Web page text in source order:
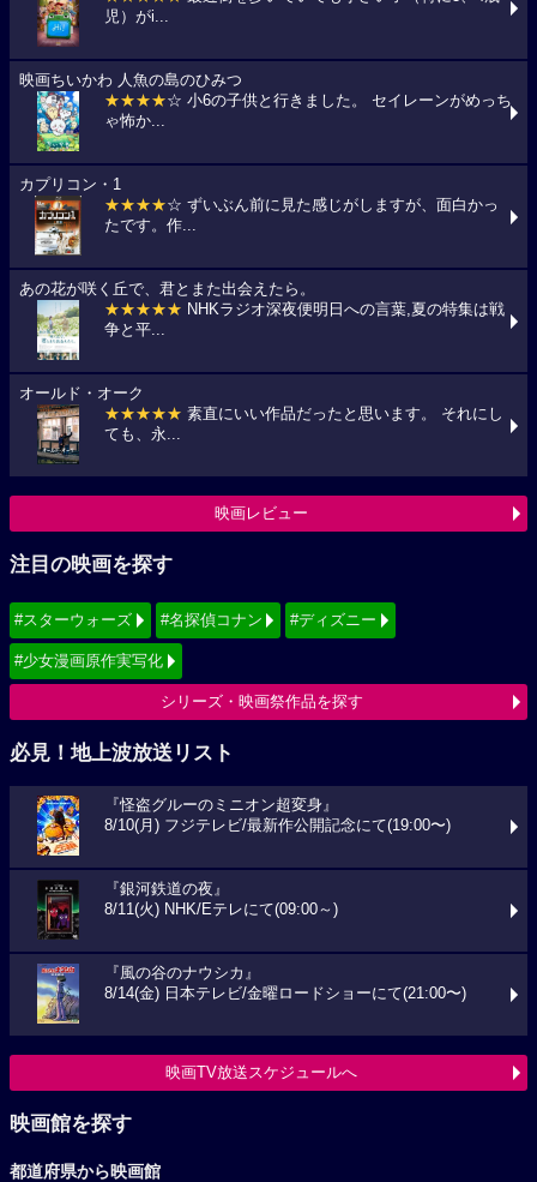
児）がi...
映画ちいかわ 人魚の島のひみつ
★★★★☆ 小6の子供と行きました。 セイレーンがめっち
ゃ怖か...
カプリコン・1
★★★★☆ ずいぶん前に見た感じがしますが、面白かっ
たです。作...
あの花が咲く丘で、君とまた出会えたら。
★★★★★ NHKラジオ深夜便明日への言葉,夏の特集は戦
争と平...
オールド・オーク
★★★★★ 素直にいい作品だったと思います。 それにし
ても、永...
映画レビュー
注目の映画を探す
#スターウォーズ #名探偵コナン #ディズニー
#少女漫画原作実写化
シリーズ・映画祭作品を探す
必見！地上波放送リスト
『怪盗グルーのミニオン超変身』
8/10(月) フジテレビ/最新作公開記念にて(19:00〜)
『銀河鉄道の夜』
8/11(火) NHK/Eテレにて(09:00～)
『風の谷のナウシカ』
8/14(金) 日本テレビ/金曜ロードショーにて(21:00〜)
映画TV放送スケジュールへ
映画館を探す
都道府県から映画館